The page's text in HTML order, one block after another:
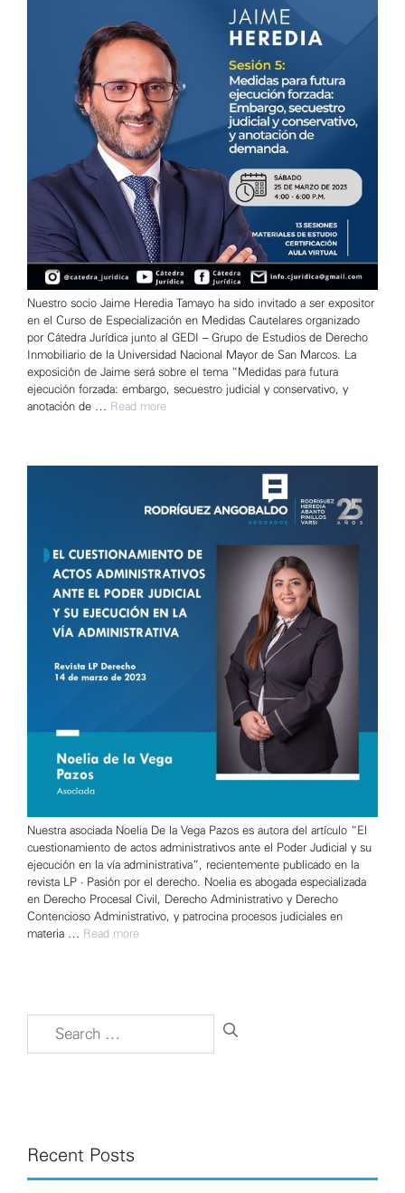
Nuestro socio Jaime Heredia Tamayo ha sido invitado a ser expositor
en el Curso de Especialización en Medidas Cautelares organizado
por Cátedra Jurídica junto al GEDI – Grupo de Estudios de Derecho
Inmobiliario de la Universidad Nacional Mayor de San Marcos. La
exposición de Jaime será sobre el tema “Medidas para futura
ejecución forzada: embargo, secuestro judicial y conservativo, y
anotación de … Read more
Nuestra asociada Noelia De la Vega Pazos es autora del artículo “El
cuestionamiento de actos administrativos ante el Poder Judicial y su
ejecución en la vía administrativa”, recientemente publicado en la
revista LP • Pasión por el derecho. Noelia es abogada especializada
en Derecho Procesal Civil, Derecho Administrativo y Derecho
Contencioso Administrativo, y patrocina procesos judiciales en
materia … Read more
Search
Recent Posts